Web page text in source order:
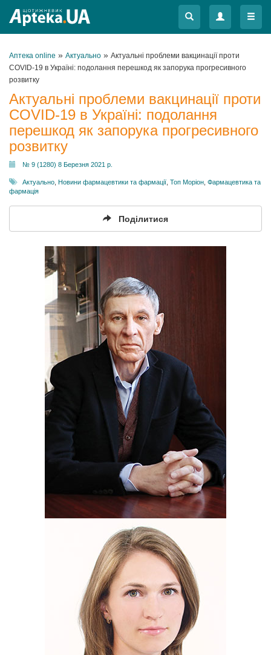
Меню
Меню
Аптека online » Актуально » Актуальні проблеми вакцинації проти
COVID-19 в Україні: подолання перешкод як запорука прогресивного
розвитку
Актуальні проблеми вакцинації проти
COVID-19 в Україні: подолання
перешкод як запорука прогресивного
розвитку
№ 9 (1280) 8 Березня 2021 р.
Актуально Новини фармацевтики та фармації Топ Моріон Фармацевтика та
фармація
Поділитися